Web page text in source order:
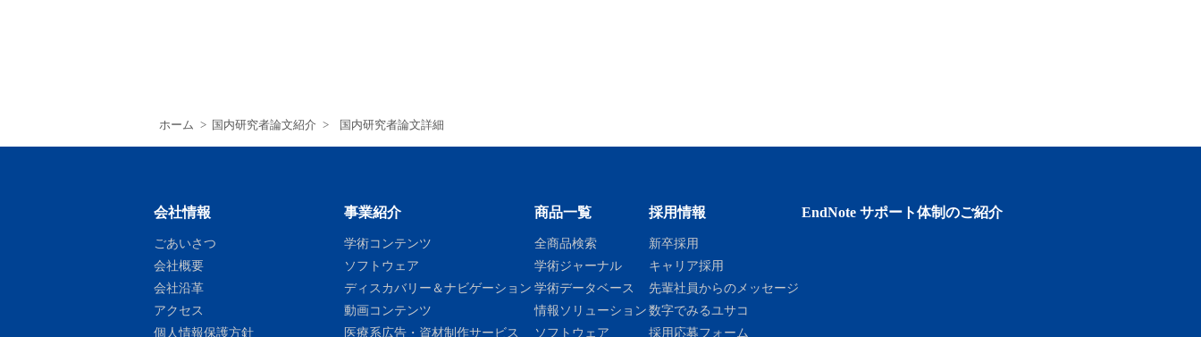
ホーム > 国内研究者論文紹介 > 国内研究者論文詳細
会社情報
ごあいさつ
会社概要
会社沿革
アクセス
個人情報保護方針
事業紹介
学術コンテンツ
ソフトウェア
ディスカバリー＆ナビゲーション
動画コンテンツ
医療系広告・資材制作サービス
商品一覧
全商品検索
学術ジャーナル
学術データベース
情報ソリューション
ソフトウェア
採用情報
新卒採用
キャリア採用
先輩社員からのメッセージ
数字でみるユサコ
採用応募フォーム
EndNote サポート体制のご紹介